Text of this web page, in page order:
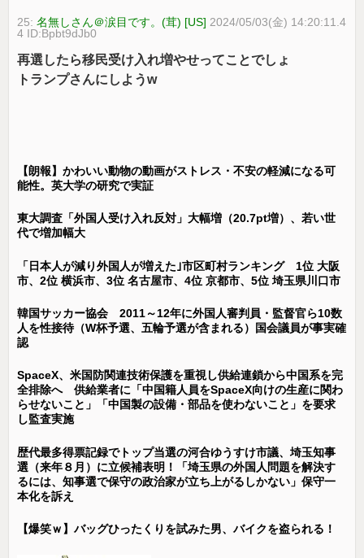
25:名無しさん＠涙目です。(茸) [US] 2024/05/03(金) 14:20:11.4
4 ID:Bpbt9dJb0
再選したら移民受け入れ増やせってことでしょ
トランプさんにしようw
【朗報】かわいい動物の動画がストレス・不安の軽減になる可
能性。英大学の研究で実証
東大調査「外国人受け入れ反対」大幅増（20.7pt増）、若い世
代で増加幅大
「日本人が減り外国人が増えた｣市区町村ランキング 1位 大阪
市、2位 横浜市、3位 名古屋市、4位 京都市、5位 埼玉県川口市
韓国サッカー協会 2011～12年に外国人審判員・監督官ら10数
人を性接待（W杯予選、五輪予選が含まれる）国会議員が事実確
認
SpaceX、米国防関連技術保護を重視し供給連鎖から中国系を完
全排除へ 供給業者に「中国籍人員をSpaceX向けの生産に関わ
らせないこと」「中国製の設備・部品を使わないこと」を要求
し監査実施
歴代最多得票記録でトップ当選の河合ゆうすけ市議、埼玉知事
選（来年８月）に立候補表明！「埼玉県の外国人問題を解決す
るには、知事選で保守の政治家が立ち上がるしかない」保守一
本化を訴え
【爆笑ｗ】バッグひったくりを試みた男、バイクを盗られる！